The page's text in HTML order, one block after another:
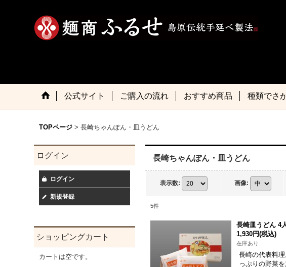
公式サイト ご購入の流れ おすすめ商品 種類でさ
TOPページ > 長崎ちゃんぽん・皿うどん
ログイン
ログイン
新規登録
ショッピングカート
カートは空です。
長崎ちゃんぽん・皿うどん
表示数: 画像:
5件
長崎皿うどん 4
1,930円(税込)
在庫あり
長崎の代表料
っぷりの野菜